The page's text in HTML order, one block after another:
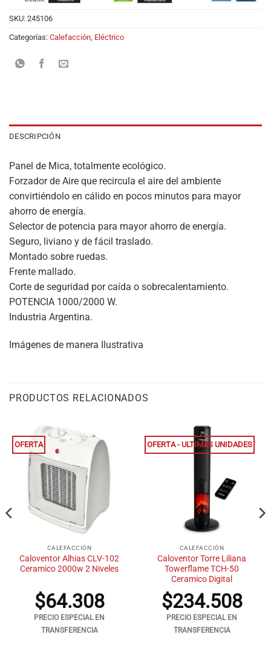
SKU: 245106
Categorías: Calefacción Eléctrico
DESCRIPCIÓN
Panel de Mica, totalmente ecológico.
Forzador de Aire que recircula el aire del ambiente
convirtiéndolo en cálido en pocos minutos para mayor
ahorro de energía.
Selector de potencia para mayor ahorro de energía.
Seguro, liviano y de fácil traslado.
Montado sobre ruedas.
Frente mallado.
Corte de seguridad por caída o sobrecalentamiento.
POTENCIA 1000/2000 W.
Industria Argentina.
Imágenes de manera Ilustrativa
PRODUCTOS RELACIONADOS
OFERTA
CALEFACCIÓN
Caloventor Alhias CLV-102
Ceramico 2000w 2 Niveles
$64.308
PRECIO ESPECIAL EN
TRANSFERENCIA
OFERTA - ULTIMAS UNIDADES
CALEFACCIÓN
Caloventor Torre Liliana
Towerflame TCH-50
Ceramico Digital
$234.508
PRECIO ESPECIAL EN
TRANSFERENCIA